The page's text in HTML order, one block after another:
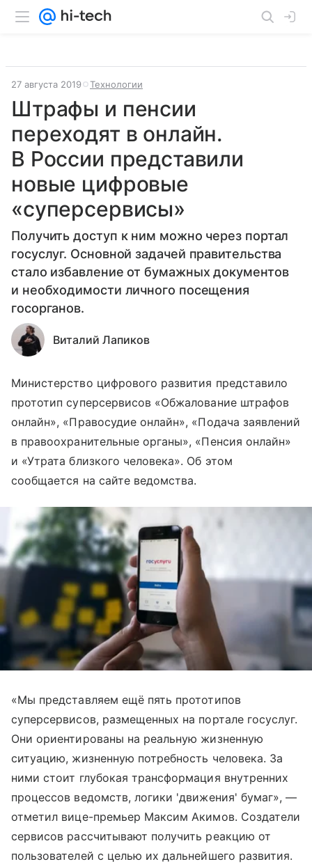
27 августа 2019 Технологии
Штрафы и пенсии
переходят в онлайн.
В России представили
новые цифровые
«суперсервисы»
Получить доступ к ним можно через портал
госуслуг. Основной задачей правительства
стало избавление от бумажных документов
и необходимости личного посещения
госорганов.
Виталий Лапиков
Министерство цифрового развития представило
прототип суперсервисов «Обжалование штрафов
онлайн», «Правосудие онлайн», «Подача заявлений
в правоохранительные органы», «Пенсия онлайн»
и «Утрата близкого человека». Об этом
сообщается на сайте ведомства.
«Мы представляем ещё пять прототипов
суперсервисов, размещенных на портале госуслуг.
Они ориентированы на реальную жизненную
ситуацию, жизненную потребность человека. За
ними стоит глубокая трансформация внутренних
процессов ведомств, логики 'движения' бумаг», —
отметил вице-премьер Максим Акимов. Создатели
сервисов рассчитывают получить реакцию от
пользователей с целью их дальнейшего развития.